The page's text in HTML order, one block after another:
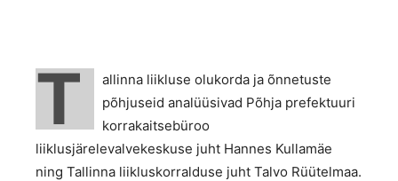
T
allinna liikluse olukorda ja õnnetuste
põhjuseid analüüsivad Põhja prefektuuri
korrakaitsebüroo
liiklusjärelevalvekeskuse juht Hannes Kullamäe
ning Tallinna liikluskorralduse juht Talvo Rüütelmaa.